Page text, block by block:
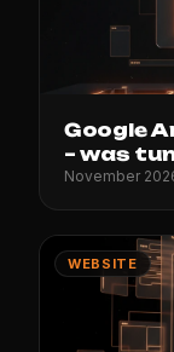
Google
– was
November
WEBSITE